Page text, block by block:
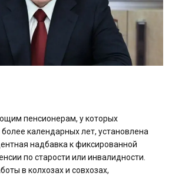
пенсионерам, у которых
календарных лет, установлена
надбавка к фиксированной
по старости или инвалидности.
в колхозах и совхозах,